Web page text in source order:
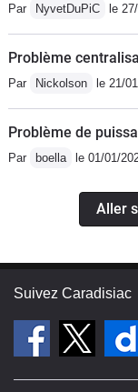
Par NyvetDuPiC le
Problème
Par Nickolson le 21/
Problème de
Par boella le 01/01/
Aller
Suivez Caradisiac